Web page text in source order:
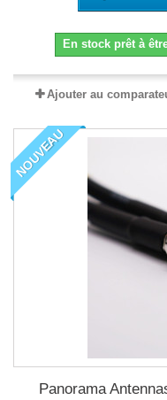
En stock prêt à
Ajouter au
NOUVEAU
Panorama